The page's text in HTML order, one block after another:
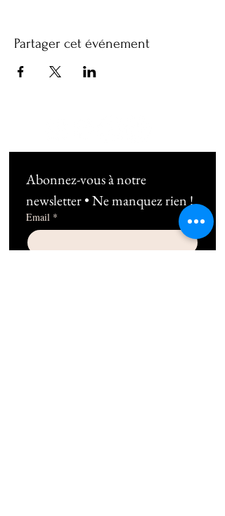
Partager cet événement
Abonnez-vous à notre
newsletter • Ne manquez rien !
Email *